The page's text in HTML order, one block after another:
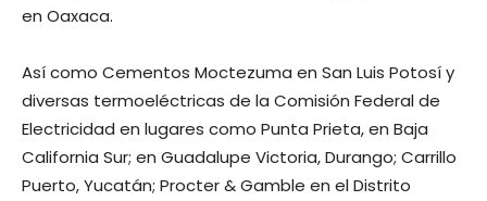
en Oaxaca.
Así como Cementos Moctezuma en San Luis Potosí y
diversas termoeléctricas de la Comisión Federal de
Electricidad en lugares como Punta Prieta, en Baja
California Sur; en Guadalupe Victoria, Durango; Carrillo
Puerto, Yucatán; Procter & Gamble en el Distrito